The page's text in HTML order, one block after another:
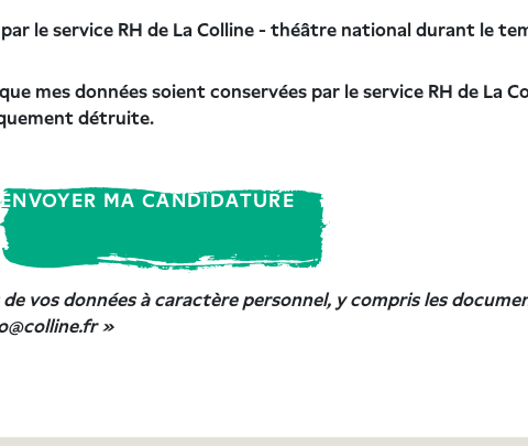
le service RH de La Colline - théâtre national durant le
mes données soient conservées par le service RH de La
détruite.
ENVOYER MA CANDIDATURE
vos données à caractère personnel, y compris les
»